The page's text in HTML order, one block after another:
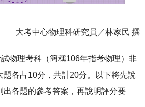
大考中心物理科研究員／林家民 撰
物理考科（簡稱106年指考物理）非
題各占10分，共計20分。以下將先說
出各題的參考答案，再說明評分要